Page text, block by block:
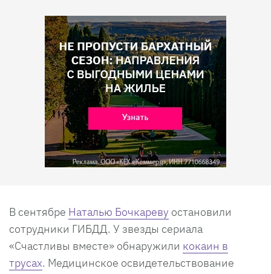
В сентябре Наталью Бочкареву остановили
сотрудники ГИБДД. У звезды сериала
«Счастливы вместе» обнаружили кокаин в
трусах. Медицинское освидетельствование